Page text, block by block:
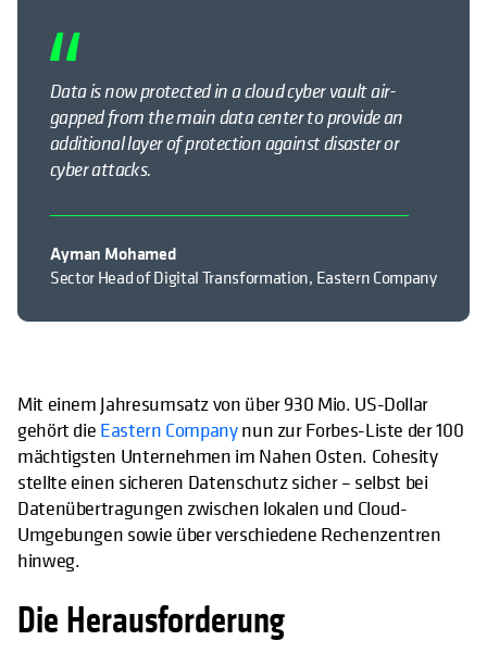
Data is now protected in a cloud cyber vault air-
gapped from the main data center to provide an
additional layer of protection against disaster or
cyber attacks.
Ayman Mohamed
Sector Head of Digital Transformation, Eastern Company
Mit einem Jahresumsatz von über 930 Mio. US-Dollar
gehört die Eastern Company
wird in einer neuen
nun zur Forbes-Liste der 100
mächtigsten Unternehmen im Nahen Osten. Cohesity
stellte einen sicheren Datenschutz sicher – selbst bei
Datenübertragungen zwischen lokalen und Cloud-
Umgebungen sowie über verschiedene Rechenzentren
hinweg.
Die Herausforderung